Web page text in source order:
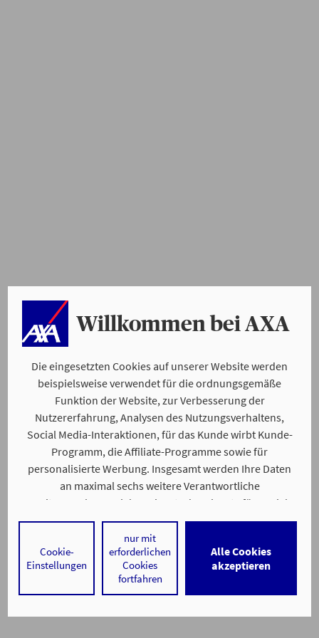
Willkommen bei AXA
Die eingesetzten Cookies auf unserer Website werden
beispielsweise verwendet für die ordnungsgemäße
Funktion der Website, zur Verbesserung der
Nutzererfahrung, Analysen des Nutzungsverhaltens,
Social Media-Interaktionen, für das Kunde wirbt Kunde-
Programm, die Affiliate-Programme sowie für
personalisierte Werbung. Insgesamt werden Ihre Daten
an maximal sechs weitere Verantwortliche
weitergegeben. Bei dem Einsatz der Dienste für Social
Media-Interaktionen und personalisierte Werbung
werden regelmäßig durch den jeweiligen Anbieter
individuelle Profile angelegt und mit Daten von anderen
Webseiten zu umfassenden Nutzungsprofilen von Ihnen
Alle Cookies
akzeptieren
nur mit
erforderlichen
Cookies
fortfahren
Cookie-
Einstellungen